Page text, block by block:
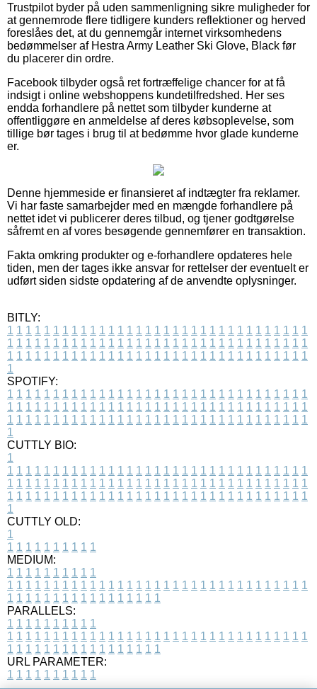
Trustpilot byder på uden sammenligning sikre muligheder for
at gennemrode flere tidligere kunders reflektioner og herved
foreslåes det, at du gennemgår internet virksomhedens
bedømmelser af Hestra Army Leather Ski Glove, Black før
du placerer din ordre.
Facebook tilbyder også ret fortræffelige chancer for at få
indsigt i online webshoppens kundetilfredshed. Her ses
endda forhandlere på nettet som tilbyder kunderne at
offentliggøre en anmeldelse af deres købsoplevelse, som
tillige bør tages i brug til at bedømme hvor glade kunderne
er.
Denne hjemmeside er finansieret af indtægter fra reklamer.
Vi har faste samarbejder med en mængde forhandlere på
nettet idet vi publicerer deres tilbud, og tjener godtgørelse
såfremt en af vores besøgende gennemfører en transaktion.
Fakta omkring produkter og e-forhandlere opdateres hele
tiden, men der tages ikke ansvar for rettelser der eventuelt er
udført siden sidste opdatering af de anvendte oplysninger.
BITLY:
1 1 1 1 1 1 1 1 1 1 1 1 1 1 1 1 1 1 1 1 1 1 1 1 1 1 1 1 1 1 1 1 1
1 1 1 1 1 1 1 1 1 1 1 1 1 1 1 1 1 1 1 1 1 1 1 1 1 1 1 1 1 1 1 1 1
1 1 1 1 1 1 1 1 1 1 1 1 1 1 1 1 1 1 1 1 1 1 1 1 1 1 1 1 1 1 1 1 1
1
SPOTIFY:
1 1 1 1 1 1 1 1 1 1 1 1 1 1 1 1 1 1 1 1 1 1 1 1 1 1 1 1 1 1 1 1 1
1 1 1 1 1 1 1 1 1 1 1 1 1 1 1 1 1 1 1 1 1 1 1 1 1 1 1 1 1 1 1 1 1
1 1 1 1 1 1 1 1 1 1 1 1 1 1 1 1 1 1 1 1 1 1 1 1 1 1 1 1 1 1 1 1 1
1
CUTTLY BIO:
1
1 1 1 1 1 1 1 1 1 1 1 1 1 1 1 1 1 1 1 1 1 1 1 1 1 1 1 1 1 1 1 1 1
1 1 1 1 1 1 1 1 1 1 1 1 1 1 1 1 1 1 1 1 1 1 1 1 1 1 1 1 1 1 1 1 1
1 1 1 1 1 1 1 1 1 1 1 1 1 1 1 1 1 1 1 1 1 1 1 1 1 1 1 1 1 1 1 1 1
1
CUTTLY OLD:
1
1 1 1 1 1 1 1 1 1 1
MEDIUM:
1 1 1 1 1 1 1 1 1 1
1 1 1 1 1 1 1 1 1 1 1 1 1 1 1 1 1 1 1 1 1 1 1 1 1 1 1 1 1 1 1 1 1
1 1 1 1 1 1 1 1 1 1 1 1 1 1 1 1 1
PARALLELS:
1 1 1 1 1 1 1 1 1 1
1 1 1 1 1 1 1 1 1 1 1 1 1 1 1 1 1 1 1 1 1 1 1 1 1 1 1 1 1 1 1 1 1
1 1 1 1 1 1 1 1 1 1 1 1 1 1 1 1 1
URL PARAMETER:
1 1 1 1 1 1 1 1 1 1